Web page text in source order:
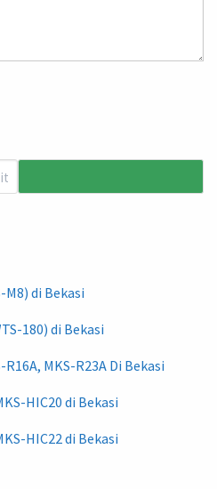
di Bekasi
180) di Bekasi
MKS-R23A Di Bekasi
HIC20 di Bekasi
HIC22 di Bekasi